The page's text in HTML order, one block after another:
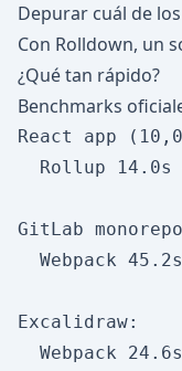
Depurar cuál de
Con Rolldown, un
¿Qué tan rápido?
Benchmarks
React app
Rollup 14.0s
GitLab
Webpack
Excalidraw: